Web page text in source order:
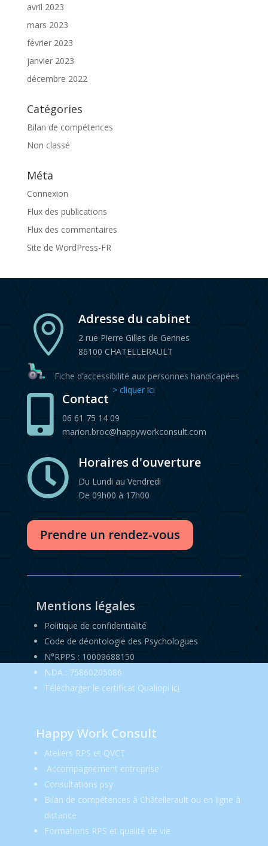
avril 2023
mars 2023
février 2023
janvier 2023
décembre 2022
Catégories
Bilan de compétences
Non classé
Méta
Connexion
Flux des publications
Flux des commentaires
Site de WordPress-FR
 Adresse du cabinet
2 rue Pierre Gilles de Gennes
86100 CHATELLERAULT
Fiche d’accessibilité aux personnes handicapées
> cliquer ici
 Contact
06 61 75 14 09
marion.broc@happyworkconsult.com
 Horaires d'ouverture
Du Lundi au Vendredi
De 09h00 à 17h00
Prendre un rendez-vous
Mentions légales
Politique de confidentialité
Code de déontologie des Psychologues
N°RPPS : 10009688150
NDA : 75860205086
Télécharger le certificat Qualiopi ici
Happy Work Consult
Ateliers RPS et QVCT
Accompagnement entreprise
Consultations psy
Bilan de compétences à Châtellerault ou en ligne à
distance
Formations RPS et qualité de vie